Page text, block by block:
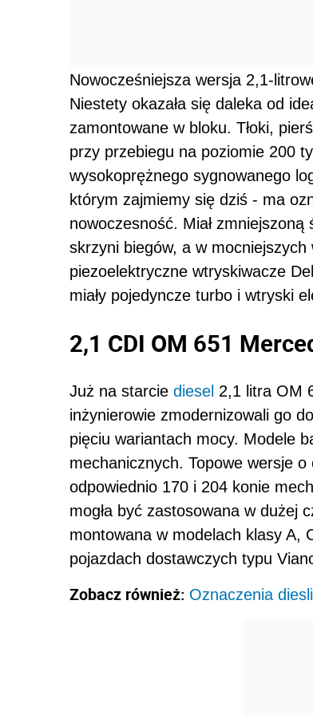
Nowocześniejsza wersja 2,1-
Niestety okazała się daleka od
zamontowane w bloku. Tłoki,
przy przebiegu na poziomie 200
wysokoprężnego sygnowanego
którym zajmiemy się dziś - ma
nowoczesność. Miał
skrzyni biegów, a w
piezoelektryczne wtryskiwacze
miały pojedyncze turbo i wtryski
2,1 CDI OM 651
Już na starcie diesel 2,1 litra OM
inżynierowie zmodernizowali go
pięciu wariantach mocy. Modele
mechanicznych. Topowe wersje
odpowiednio 170 i 204 konie
mogła być zastosowana w dużej
montowana w modelach klasy A,
pojazdach dostawczych typu
Zobacz również: Oznaczenia